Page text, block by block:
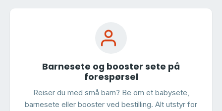
Barnesete og booster sete på
forespørsel
Reiser du med små barn? Be om et babysete,
barnesete eller booster ved bestilling. Alt utstyr for